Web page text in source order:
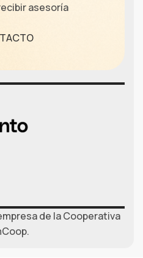
asesoría
de la Cooperativa